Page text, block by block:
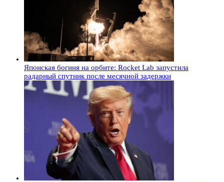
Японская богиня на орбите: Rocket Lab запустила
радарный спутник после месячной задержки